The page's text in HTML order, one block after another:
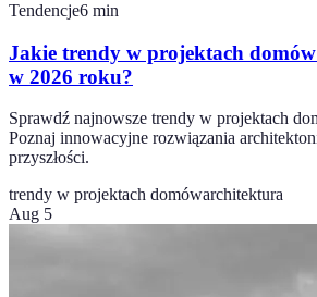
Tendencje6 min
Jakie trendy w projektach
w 2026 roku?
Sprawdź najnowsze trendy w projektach
Poznaj innowacyjne rozwiązania
przyszłości.
trendy w projektach domówarchitektura
Aug 5